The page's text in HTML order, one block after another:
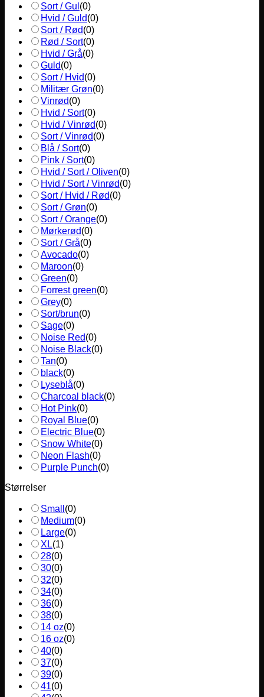
Sort / Gul (0)
Hvid / Guld(0)
Sort / Rød(0)
Rød / Sort(0)
Hvid / Grå(0)
Guld(0)
Sort / Hvid(0)
Militær Grøn(0)
Vinrød(0)
Hvid / Sort(0)
Hvid / Vinrød(0)
Sort / Vinrød(0)
Blå / Sort(0)
Pink / Sort(0)
Hvid / Sort / Oliven(0)
Hvid / Sort / Vinrød(0)
Sort / Hvid / Rød(0)
Sort / Grøn(0)
Sort / Orange(0)
Mørkerød(0)
Sort / Grå(0)
Avocado(0)
Maroon(0)
Green(0)
Forrest green(0)
Grey(0)
Sort/brun(0)
Sage(0)
Noise Red(0)
Noise Black(0)
Tan(0)
black(0)
Lyseblå(0)
Charcoal black(0)
Hot Pink(0)
Royal Blue(0)
Electric Blue(0)
Snow White(0)
Neon Flash(0)
Purple Punch(0)
Størrelser
Small (0)
Medium(0)
Large(0)
XL(1)
28(0)
30(0)
32(0)
34(0)
36(0)
38(0)
14 oz(0)
16 oz(0)
40(0)
37(0)
39(0)
41(0)